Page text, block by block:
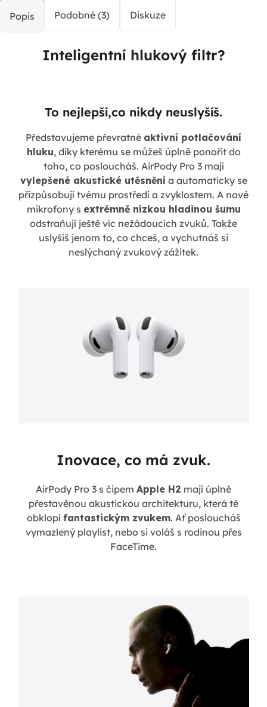
Popis Podobné (3) Diskuze
Inteligentní hlukový filtr?
To nejlepší,co nikdy neuslyšíš.
Představujeme převratné aktivní potlačování
hluku, díky kterému se můžeš úplně ponořit do
toho, co posloucháš. AirPody Pro 3 mají
vylepšené akustické utěsnění a automaticky se
přizpůsobují tvému prostředí a zvyklostem. A nové
mikrofony s extrémně nízkou hladinou šumu
odstraňují ještě víc nežádoucích zvuků. Takže
uslyšíš jenom to, co chceš, a vychutnáš si
neslýchaný zvukový zážitek.
Inovace, co má zvuk.
AirPody Pro 3 s čipem Apple H2 mají úplně
přestavěnou akustickou architekturu, která tě
obklopí fantastickým zvukem. Ať posloucháš
vymazlený playlist, nebo si voláš s rodinou přes
FaceTime.